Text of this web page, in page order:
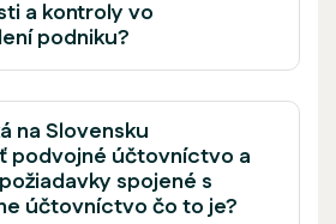
a kontroly vo
podniku?
na Slovensku
podvojné účtovníctvo a
spojené s
účtovníctvo čo to je?